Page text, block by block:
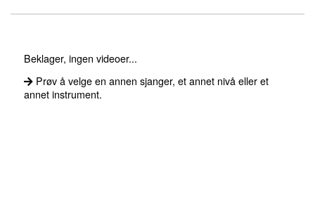
Beklager, ingen videoer...
Prøv å velge en annen sjanger, et annet nivå eller et
annet instrument.